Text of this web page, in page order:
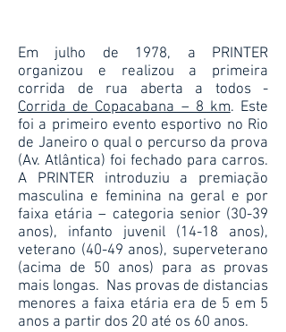
Em julho de 1978, a PRINTER
organizou e realizou a primeira
corrida de rua aberta a todos -
Corrida de Copacabana – 8 km. Este
foi a primeiro evento esportivo no Rio
de Janeiro o qual o percurso da prova
(Av. Atlântica) foi fechado para carros.
A PRINTER introduziu a premiação
masculina e feminina na geral e por
faixa etária – categoria senior (30-39
anos), infanto juvenil (14-18 anos),
veterano (40-49 anos), superveterano
(acima de 50 anos) para as provas
mais longas. Nas provas de distancias
menores a faixa etária era de 5 em 5
anos a partir dos 20 até os 60 anos.